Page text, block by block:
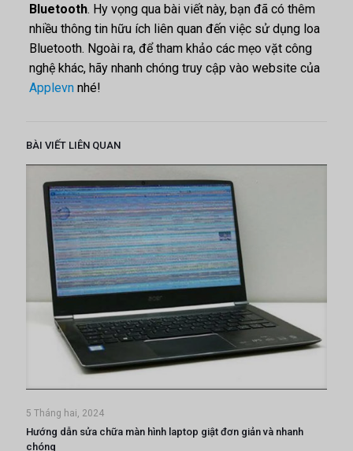
Bluetooth. Hy vọng qua bài viết này, bạn đã có thêm
nhiều thông tin hữu ích liên quan đến việc sử dụng loa
Bluetooth. Ngoài ra, để tham khảo các mẹo vặt công
nghệ khác, hãy nhanh chóng truy cập vào website của
Applevnnhé!
BÀI VIẾT LIÊN QUAN
5 Tháng hai, 2024
Hướng dẫn sửa chữa màn hình laptop giật đơn giản và nhanh
chóng